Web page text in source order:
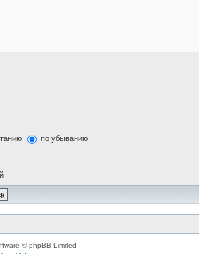
по убыванию
© phpBB Limited